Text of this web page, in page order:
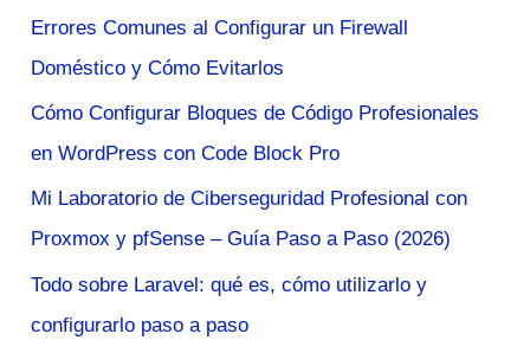
p
o
r
:
Errores Comunes al Configurar un Firewall
Doméstico y Cómo Evitarlos
Cómo Configurar Bloques de Código Profesionales
en WordPress con Code Block Pro
Mi Laboratorio de Ciberseguridad Profesional con
Proxmox y pfSense – Guía Paso a Paso (2026)
Todo sobre Laravel: qué es, cómo utilizarlo y
configurarlo paso a paso